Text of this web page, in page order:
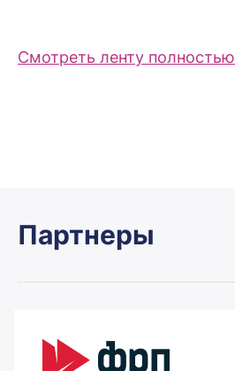
Смотреть ленту полностью
Партнеры